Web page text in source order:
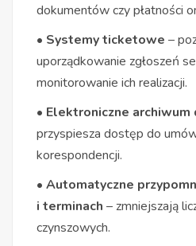
dokumentów czy płatności
• Systemy ticketowe –
uporządkowanie zgłoszeń
monitorowanie ich realizacji.
• Elektroniczne
przyspiesza dostęp do
korespondencji.
• Automatyczne
i terminach – zmniejszają
czynszowych.